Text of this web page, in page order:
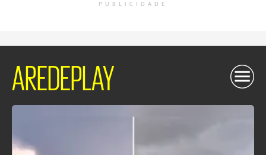
PUBLICIDADE
AREDEPLAY